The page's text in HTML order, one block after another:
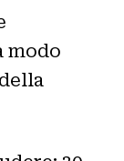
modo